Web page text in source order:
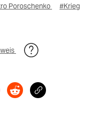
Poroschenko
#Krieg